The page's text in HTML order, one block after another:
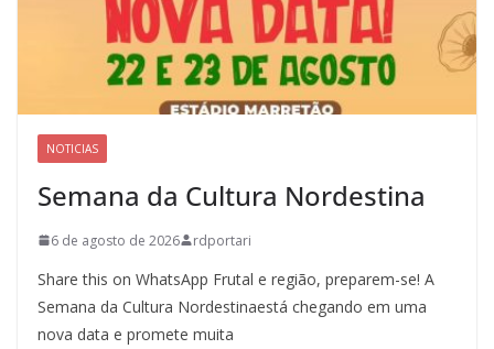
NOTICIAS
Semana da Cultura Nordestina
6 de agosto de 2026 rdportari
Share this on WhatsApp Frutal e região, preparem-se! A
Semana da Cultura Nordestinaestá chegando em uma
nova data e promete muita